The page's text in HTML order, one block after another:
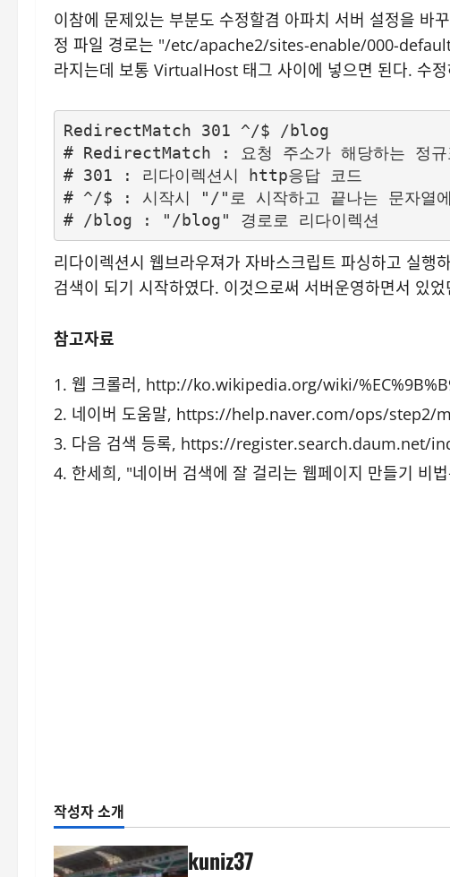
이참에 문제있는 부분도 수정할겸 아파치 서버 설정을
정 파일 경로는 "/etc/apache2/sites-enable/000-
라지는데 보통 VirtualHost 태그 사이에 넣으면 된다. 수
RedirectMatch 301 ^/$ /blog
# RedirectMatch : 요청 주소가 해당하는 정규
# 301 : 리다이렉션시 http응답 코드
# ^/$ : 시작시 "/"로 시작하고 끝나는 문자열
# /blog : "/blog" 경로로 리다이렉션
리다이렉션시 웹브라우져가 자바스크립트 파싱하고 실행
검색이 되기 시작하였다. 이것으로써 서버운영하면서 있
참고자료
웹 크롤러, http://ko.wikipedia.org/wiki/
네이버 도움말, https://help.naver.com/ops/step2/
다음 검색 등록, https://register.search.daum.net/
한세희, "네이버 검색에 잘 걸리는 웹페이지 만들기 비
작성자 소개
kuniz37